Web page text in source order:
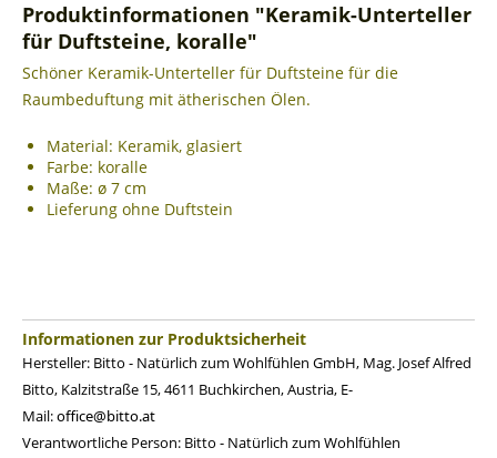
Produktinformationen "Keramik-Unterteller
für Duftsteine, koralle"
Schöner Keramik-Unterteller für Duftsteine für die
Raumbeduftung mit ätherischen Ölen.
Material: Keramik, glasiert
Farbe: koralle
Maße: ø 7 cm
Lieferung ohne Duftstein
Informationen zur Produktsicherheit
Hersteller: Bitto - Natürlich zum Wohlfühlen GmbH, Mag. Josef Alfred
Bitto, Kalzitstraße 15, 4611 Buchkirchen, Austria, E-
Mail:office@bitto.at
Verantwortliche Person: Bitto - Natürlich zum Wohlfühlen